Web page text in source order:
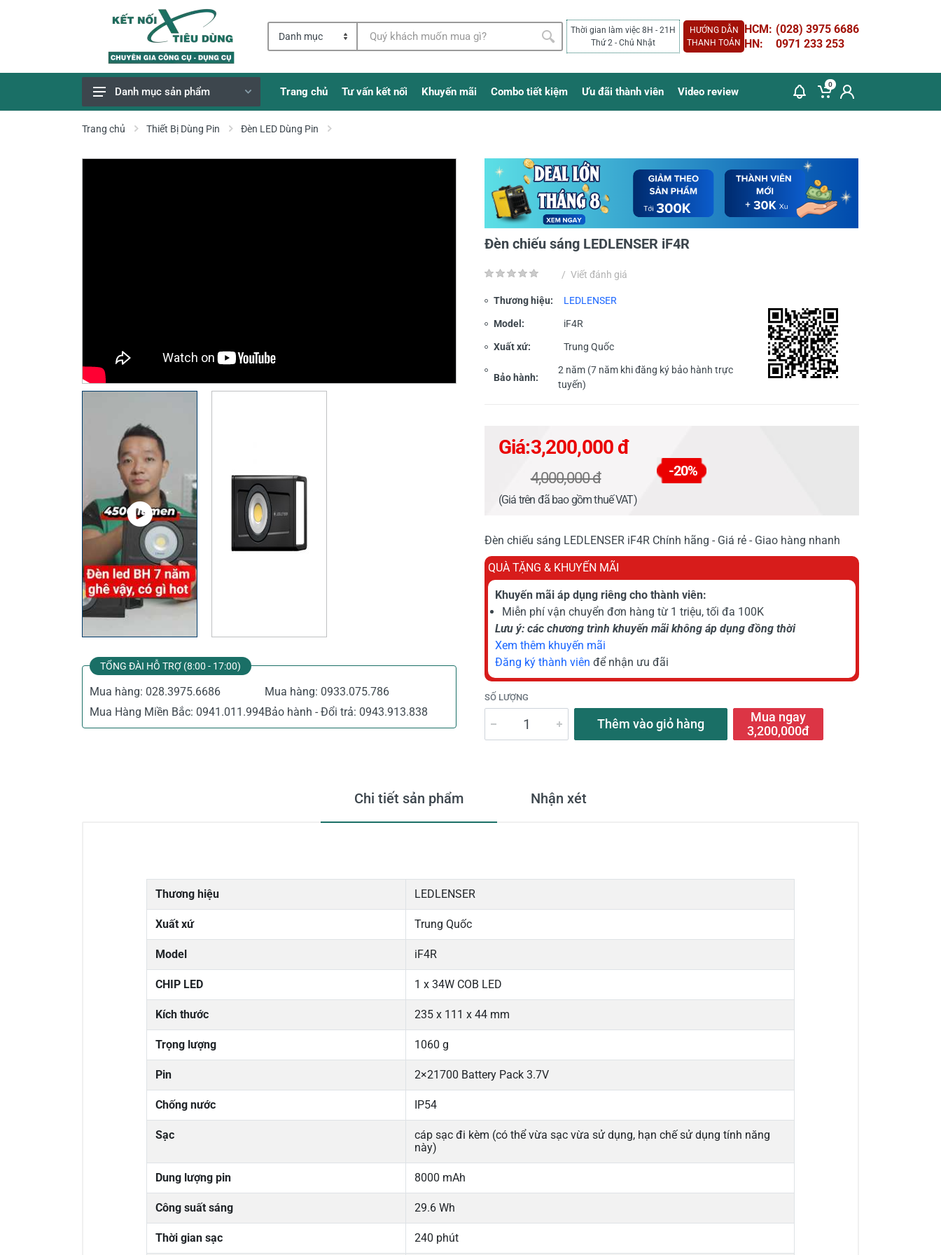
Thời gian làm việc 8H - 21H
Thứ 2 - Chủ Nhật
HƯỚNG DẪN
THANH TOÁN
HCM: (028) 3975 6686
HN:
0971 233 253
Giao Hàng Miễn Phí
Thước Đo Laser
Đồ Bảo Hộ Lao Động
Danh mục sản phẩm Trang chủ Tư vấn kết nối Khuyến mãi Combo tiết kiệm Ưu đãi thành viên Video review
0
Trang chủ Thiết Bị Dùng Pin Đèn LED Dùng Pin
TỔNG ĐÀI HỖ TRỢ (8:00 - 17:00)
Mua hàng: 028.3975.6686 Mua hàng: 0933.075.786
Mua Hàng Miền Bắc: 0941.011.994Bảo hành - Đổi trả: 0943.913.838
Đèn chiếu sáng LEDLENSER iF4R
/ Viết đánh giá
Thương hiệu: LEDLENSER
Model: iF4R
Xuất xứ: Trung Quốc
Bảo hành:
2 năm (7 năm khi đăng ký bảo hành trực
tuyến)
Giá:3,200,000 đ
4,000,000 đ -20%
(Giá trên đã bao gồm thuế VAT)
Đèn chiếu sáng LEDLENSER iF4R Chính hãng - Giá rẻ - Giao hàng nhanh
QUÀ TẶNG & KHUYẾN MÃI
Khuyến mãi áp dụng riêng cho thành viên:
Miễn phí vận chuyển đơn hàng từ 1 triệu, tối đa 100K
Lưu ý: các chương trình khuyến mãi không áp dụng đồng thời
Xem thêm khuyến mãi
Đăng ký thành viên để nhận ưu đãi
SỐ LƯỢNG
Thêm vào giỏ hàng
Mua ngay
3,200,000đ
Chi tiết sản phẩm Nhận xét
Thương hiệu LEDLENSER
Xuất xứ Trung Quốc
Model iF4R
CHIP LED 1 x 34W COB LED
Kích thước 235 x 111 x 44 mm
Trọng lượng 1060 g
Pin 2×21700 Battery Pack 3.7V
Chống nước IP54
Sạc
cáp sạc đi kèm (có thể vừa sạc vừa sử dụng, hạn chế sử dụng tính năng
này)
Dung lượng pin 8000 mAh
Công suất sáng 29.6 Wh
Thời gian sạc 240 phút